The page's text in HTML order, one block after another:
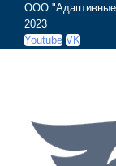
ООО "Адаптивные
2023
Youtube VK